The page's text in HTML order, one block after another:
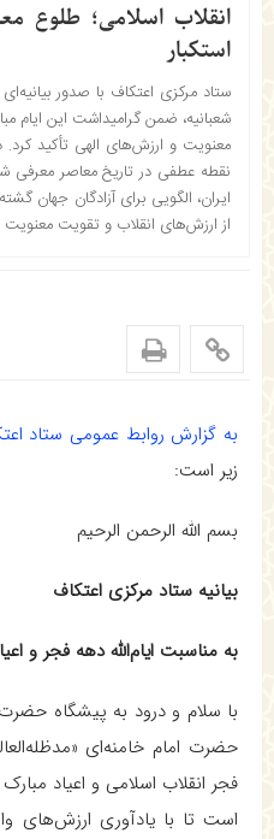
انقلاب اسلامی؛ طلوع
استکبار
ستاد مرکزی اعتکاف با صدور
شعبانیه، ضمن گرامیداشت این ایام
معنویت و ارزش‌های الهی تأکید کرد.
نقطه عطفی در تاریخ معاصر معرفی
ایران، الگویی برای آزادگان جهان
از ارزش‌های انقلاب و تقویت
به گزارش روابط عمومی ستاد
زیر است:
بسم الله الرحمن الرحیم
بیانیه ستاد مرکزی اعتکاف
به مناسبت ایام‌الله دهه فجر و
با سلام و درود به پیشگاه
حضرت امام خامنه‌ای
فجر انقلاب اسلامی و اعیاد
است تا با یادآوری ارزش‌های